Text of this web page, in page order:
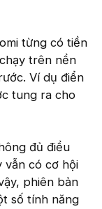
từng có tiền
trên nền
Ví dụ điển
tung ra cho
đủ điều
vẫn có cơ hội
phiên bản
số tính năng